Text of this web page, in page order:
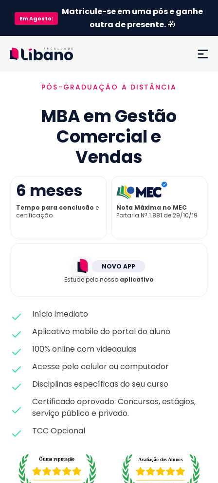
EmAgosto:
Matricule-se em uma pós e ganhe
outra de presente.🎁
Ementa
Como funciona
Credenciamento MEC
Já sou aluno
PÓS-GRADUAÇÃO A DISTÂNCIA
MBA em Gestão
Comercial e
Vendas
6 meses
Tempo para conclusão e
certificação
Nota Máxima no MEC
Portaria Nª 1.881 de 29/10/19
NOVO APP
Estude pelo nosso aplicativo
Início imediato
Aplicativo mobile do portal do aluno
100% online com videoaulas
Acesse pelo celular ou computador
Disciplinas específicas do seu curso
Certificado aprovado: Concursos, estágios,
serviço público e privado.
TCC Opcional